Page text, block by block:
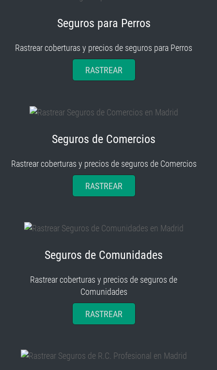
Seguros para Perros
Rastrear coberturas y precios de seguros para Perros
RASTREAR
Seguros de Comercios
Rastrear coberturas y precios de seguros de Comercios
RASTREAR
Seguros de Comunidades
Rastrear coberturas y precios de seguros de
Comunidades
RASTREAR